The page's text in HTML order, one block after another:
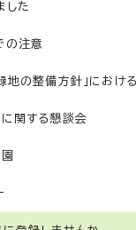
した
の注意
地の整備方針」にお
関する懇談会